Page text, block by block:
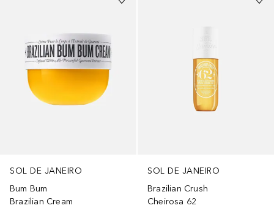
SOL DE JANEIRO
Bum Bum
Brazilian Cream
SOL DE JANEIRO
Brazilian Crush
Cheirosa 62